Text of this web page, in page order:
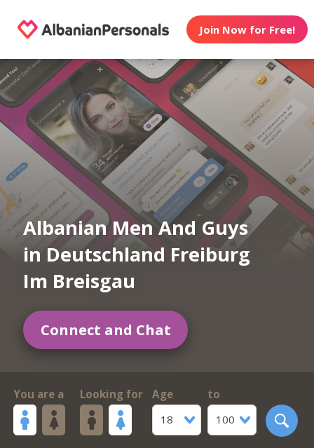
Join Now for Free!
Albanian Men And Guys
in Deutschland Freiburg
Im Breisgau
Connect and Chat
You are a Looking for
Age
18
to
100